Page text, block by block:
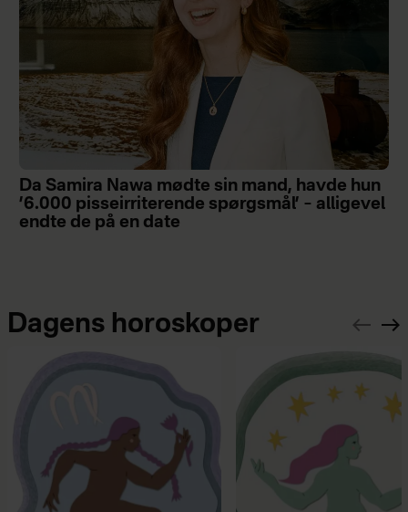
Da Samira Nawa mødte sin mand, havde hun
’6.000 pisseirriterende spørgsmål’ – alligevel
endte de på en date
Dagens horoskoper